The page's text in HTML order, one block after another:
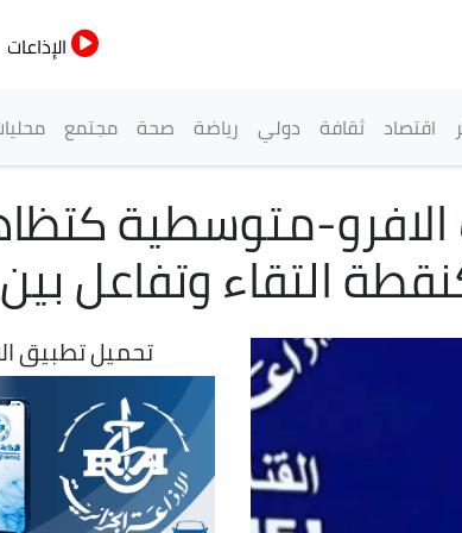
الإذاعات
اقتصاد ثقافة دولي رياضة صحة مجتمع
الافرو-متوسطية
التقاء وتفاعل
تحميل تطبيق